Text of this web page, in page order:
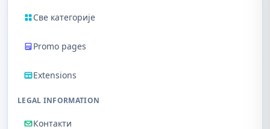
Све категорије
Promo pages
Extensions
LEGAL INFORMATION
Контакти